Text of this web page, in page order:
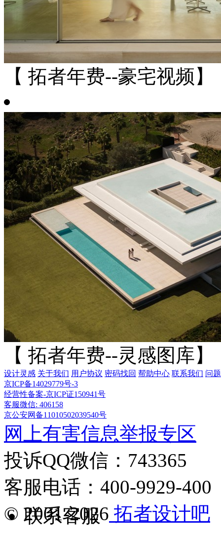
【 拓者年费--豪宅视频】
【 拓者年费--灵感图库】
设计灵感 关于我们 用户协议 密码找回 帮助中心 联系我们 问
京ICP备14029779号-3
经营性备案-京ICP证150941号
客服微信: 406158
京公安网备11010502039540号
网上有害信息举报专区
投诉QQ微信：743365
客服电话：400-9929-400
© 2001-2026 拓者设计吧
联系客服